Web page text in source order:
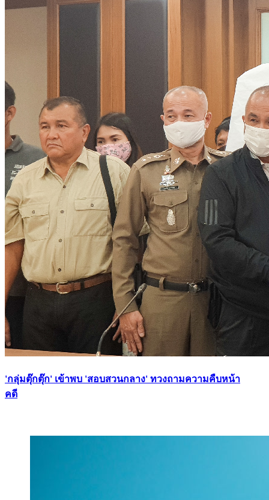
'กลุ่มตุ๊กตุ๊ก' เข้าพบ 'สอบสวนกลาง' ทวงถามความคืบหน้า
คดี